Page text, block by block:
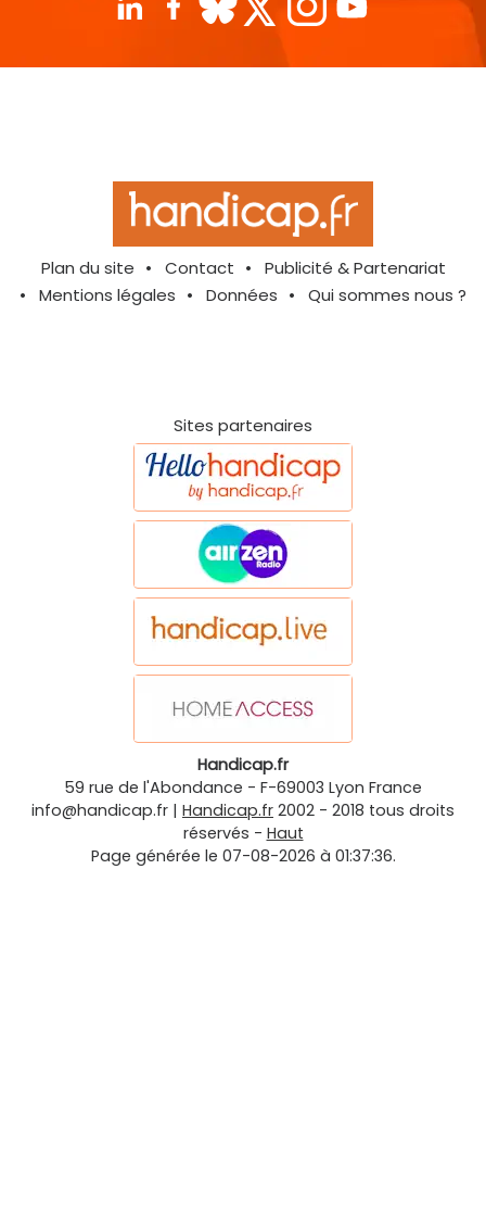
Plan du site Contact
Publicité & Partenariat
Mentions légales
Données Qui sommes nous ?
Sites partenaires
Handicap.fr
59 rue de l'Abondance - F-69003 Lyon France
info@handicap.fr | Handicap.fr 2002 - 2018 tous droits
réservés - Haut
Page générée le 07-08-2026 à 01:37:36.